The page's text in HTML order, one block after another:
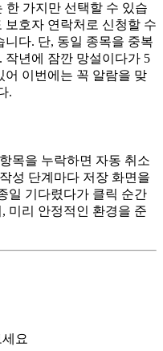
한 가지만 선택할 수 있습
보호자 연락처로 신청할 수
다. 단, 동일 종목을 중복
작년에 잠깐 망설이다가 5
어 이번에는 꼭 알람을 맞
.
목을 누락하면 자동 취소
성 단계마다 저장 화면을
일 기다렸다가 클릭 순간
미리 안정적인 환경을 준
요